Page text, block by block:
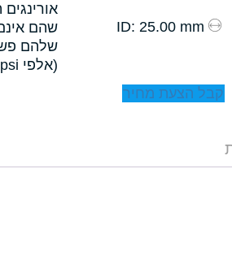
שהם
שלהם
(אלפי psi).
: 25.00 mm
קבל הצעת מחיר